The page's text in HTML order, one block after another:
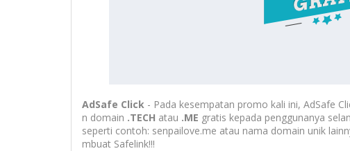
AdSafe Click - Pada kesempatan promo kali ini, AdSafe
n domain .TECH atau .ME gratis kepada penggunanya
seperti contoh: senpailove.me atau nama domain unik
mbuat Safelink!!!